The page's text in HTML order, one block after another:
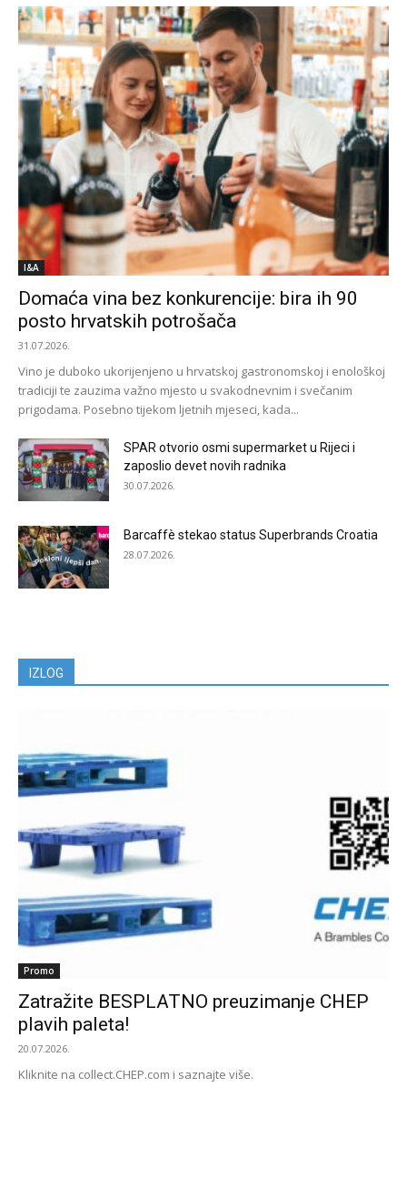
I&A
Domaća vina bez konkurencije: bira ih 90
posto hrvatskih potrošača
31.07.2026.
Vino je duboko ukorijenjeno u hrvatskoj gastronomskoj i enološkoj
tradiciji te zauzima važno mjesto u svakodnevnim i svečanim
prigodama. Posebno tijekom ljetnih mjeseci, kada...
SPAR otvorio osmi supermarket u Rijeci i
zaposlio devet novih radnika
30.07.2026.
Barcaffè stekao status Superbrands Croatia
28.07.2026.
IZLOG
Promo
Zatražite BESPLATNO preuzimanje CHEP
plavih paleta!
20.07.2026.
Kliknite na collect.CHEP.com i saznajte više.